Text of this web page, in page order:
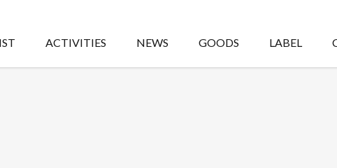
ACTIVITIES NEWS GOODS LABEL